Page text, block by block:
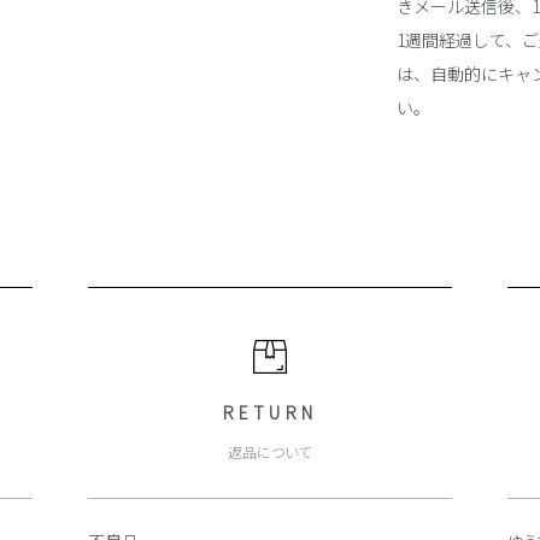
きメール送信後、
1週間経過して、
は、自動的にキ
い。
RETURN
返品について